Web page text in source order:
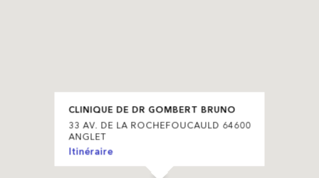
CLINIQUE DE DR GOMBERT BRUNO
33 AV. DE LA ROCHEFOUCAULD 64600
ANGLET
Itinéraire